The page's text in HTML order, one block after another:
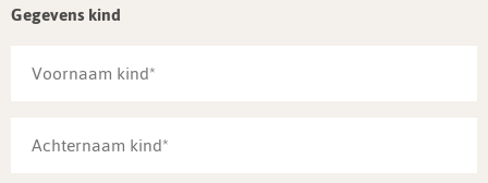
Gegevens kind